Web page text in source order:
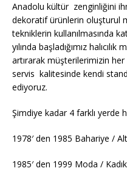
Anadolu kültür zenginliğini
dekoratif ürünlerin oluşturul
tekniklerin kullanılmasında
yılında başladığımız
artırarak müşterilerimizin
servis kalitesinde kendi
ediyoruz.
Şimdiye kadar 4 farklı yerde
1978′ den 1985 Bahariye /
1985′ den 1999 Moda /